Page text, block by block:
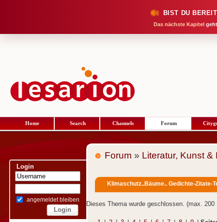
BIST DU
Das nächste Kapitel
Home Search Channels Forum
Login
angemeldet bleiben
Forum » Literatur, Kunst &
Klimaschutz..Bäume.. Gedichte-Zitate-
Dieses Thema wurde geschlossen. (max. 200